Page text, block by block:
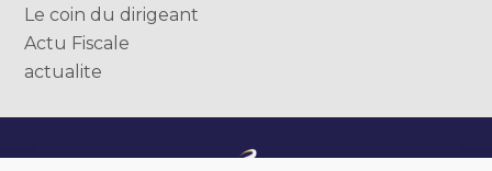
Le coin du dirigeant
Actu Fiscale
actualite